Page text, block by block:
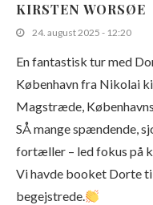
KIRSTEN WORSØE
24. august 2025 - 12:20
En fantastisk tur med
København fra Nikolai
Magstræde,
SÅ mange spændende,
fortæller – led fokus på
Vi havde booket Dorte
begejstrede.